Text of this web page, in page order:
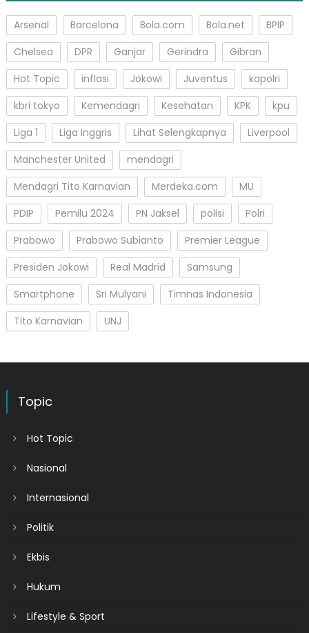
Arsenal Barcelona Bola.com Bola.net
BPIP
Chelsea
DPR Ganjar Gerindra
Gibran
Hot Topic
inflasi Jokowi Juventus
kapolri
kbri tokyo
Kemendagri Kesehatan KPK
kpu
Liga 1
Liga Inggris Lihat Selengkapnya
Liverpool
Manchester United
mendagri
Mendagri Tito Karnavian
Merdeka.com
MU
PDIP
Pemilu 2024 PN Jaksel polisi
Polri
Prabowo
Prabowo Subianto
Premier League
Presiden Jokowi
Real Madrid
Samsung
Smartphone
Sri Mulyani
Timnas Indonesia
Tito Karnavian
UNJ
Topic
Hot Topic
Nasional
Internasional
Politik
Ekbis
Hukum
Lifestyle & Sport